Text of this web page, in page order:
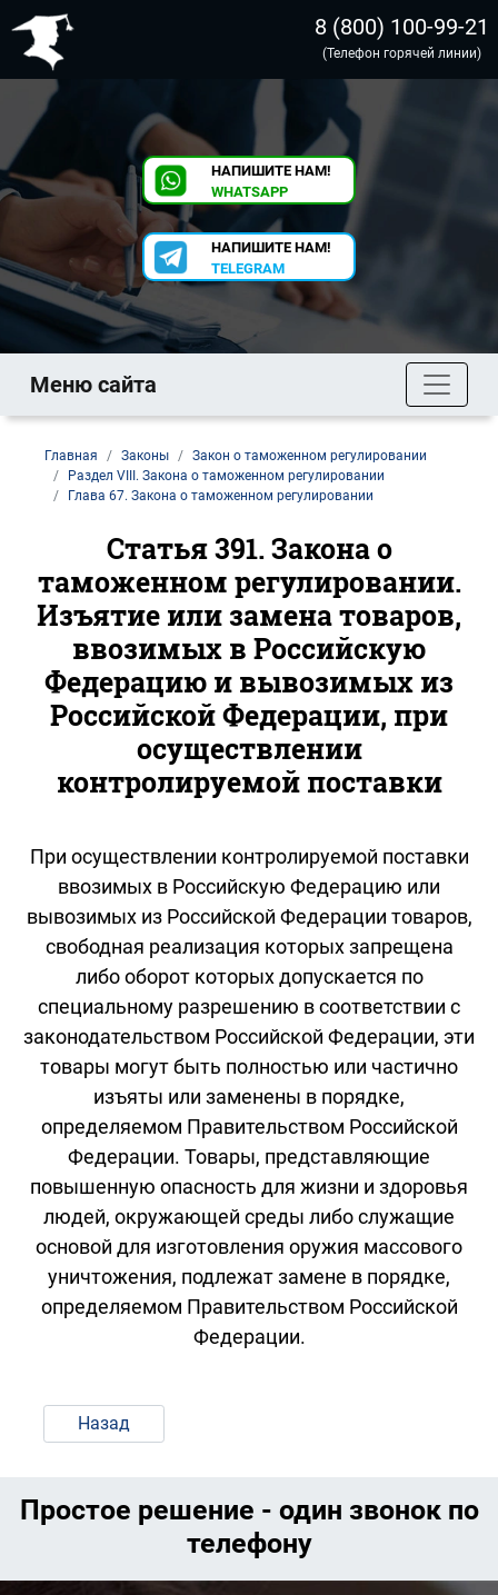
8 (800) 100-99-21
(Телефон горячей линии)
НАПИШИТЕ НАМ!
WHATSAPP
НАПИШИТЕ НАМ!
TELEGRAM
Меню сайта
Главная Законы
Закон о таможенном регулировании
Раздел VIII. Закона о таможенном регулировании
Глава 67. Закона о таможенном регулировании
Статья 391. Закона о
таможенном регулировании.
Изъятие или замена товаров,
ввозимых в Российскую
Федерацию и вывозимых из
Российской Федерации, при
осуществлении
контролируемой поставки
При осуществлении контролируемой поставки
ввозимых в Российскую Федерацию или
вывозимых из Российской Федерации товаров,
свободная реализация которых запрещена
либо оборот которых допускается по
специальному разрешению в соответствии с
законодательством Российской Федерации, эти
товары могут быть полностью или частично
изъяты или заменены в порядке,
определяемом Правительством Российской
Федерации. Товары, представляющие
повышенную опасность для жизни и здоровья
людей, окружающей среды либо служащие
основой для изготовления оружия массового
уничтожения, подлежат замене в порядке,
определяемом Правительством Российской
Федерации.
Назад
Простое решение - один звонок по
телефону